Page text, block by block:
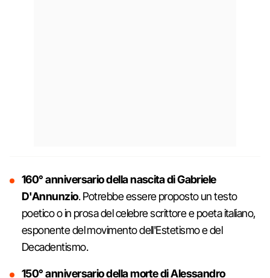
160° anniversario della nascita di Gabriele
D'Annunzio. Potrebbe essere proposto un testo
poetico o in prosa del celebre scrittore e poeta italiano,
esponente del movimento dell'Estetismo e del
Decadentismo.
150° anniversario della morte di Alessandro